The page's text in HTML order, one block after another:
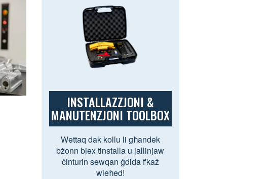
INSTALLAZZJONI &
MANUTENZJONI TOOLBOX
Wettaq dak kollu li għandek
bżonn biex tinstalla u jallinjaw
ċinturin sewqan ġdida f'każ
wieħed!